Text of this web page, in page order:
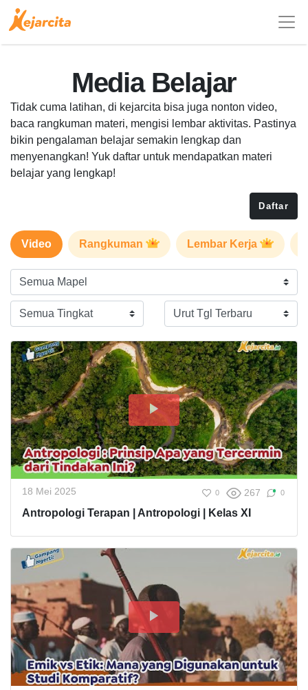
Media Belajar
Tidak cuma latihan, di kejarcita bisa juga nonton video,
baca rangkuman materi, mengisi lembar aktivitas. Pastinya
bikin pengalaman belajar semakin lengkap dan
menyenangkan! Yuk daftar untuk mendapatkan materi
belajar yang lengkap!
Daftar
Video Rangkuman Lembar Kerja
18 Mei 2025 0 267 0
Antropologi Terapan | Antropologi | Kelas XI